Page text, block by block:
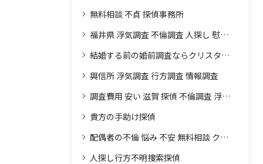
無料相談 不貞 探偵事務所
福井県 浮気調査 不倫調査 人探し 慰謝料 請求 裁判 相談 探偵 探偵事務所
結婚する前の婚前調査ならクリスタル探偵事務所へお問い合わせ
興信所 浮気調査 行方調査 情報調査
調査費用 安い 滋賀 探偵 不倫調査 浮気調査
貴方の手助け探偵
配偶者の不倫 悩み 不安 無料相談 クリスタル探偵事務所
人探し行方不明捜索探偵